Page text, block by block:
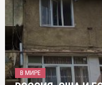
В МИРЕ